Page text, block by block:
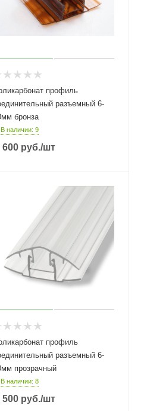
профиль
разъемный 6-
бронза
В наличии: 9
600 руб./шт
профиль
разъемный 6-
прозрачный
В наличии: 8
500 руб./шт